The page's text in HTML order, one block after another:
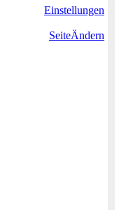
Einstellungen
SeiteÄndern